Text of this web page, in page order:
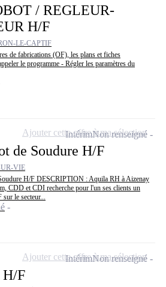
/ REGLEUR-
H/F
LE-CAPTIF
de fabrications (OF), les plans et fiches
le programme - Régler les paramètres du
de Soudure H/F
VIE
H/F DESCRIPTION : Aquila RH à Aizenay
CDD et CDI recherche pour l'un ses clients un
le secteur...
IntérimNon renseigné
Ajouter cette offre à ma sélection
H/F
IntérimNon renseigné
Ajouter cette offre à ma sélection